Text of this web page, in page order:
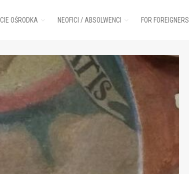
OŚRODKA NEOFICI / ABSOLWENCI FOR FOREIGNERS